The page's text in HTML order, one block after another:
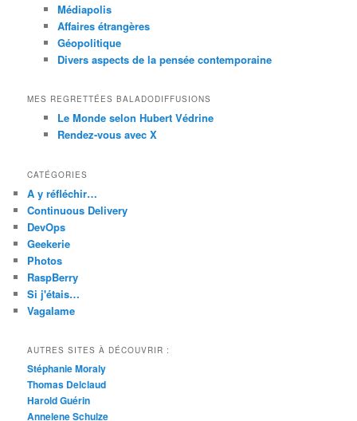
Médiapolis
Affaires étrangères
Géopolitique
Divers aspects de la pensée contemporaine
MES REGRETTÉES BALADODIFFUSIONS
Le Monde selon Hubert Védrine
Rendez-vous avec X
CATÉGORIES
A y réfléchir…
Continuous Delivery
DevOps
Geekerie
Photos
RaspBerry
Si j'étais…
Vagalame
AUTRES SITES À DÉCOUVRIR :
Stéphanie Moraly
Thomas Delclaud
Harold Guérin
Annelene Schulze